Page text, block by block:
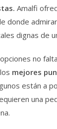
Amalfi
donde
dignas de
no
mejores
están a
una